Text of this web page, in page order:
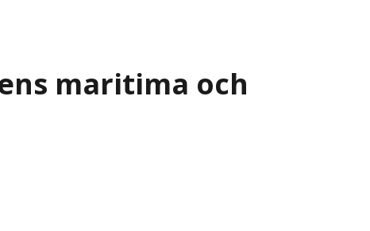
maritima och